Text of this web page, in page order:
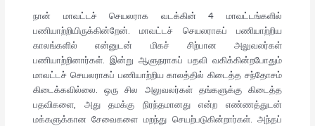
நான் மாவட்டச் செயலராக வடக்கின் 4 மாவட்டங்களில்
பணியாற்றியிருக்கின்றேன். மாவட்டச் செயலராகப் பணியாற்றிய
காலங்களில் என்னுடன் மிகச் சிற்பான அலுவலர்கள்
பணியாற்றினார்கள். இன்று ஆளுநராகப் பதவி வகிக்கின்றபோதும்
மாவட்டச் செயலராகப் பணியாற்றிய காலத்தில் கிடைத்த சந்தோசம்
கிடைக்கவில்லை. ஒரு சில அலுவலர்கள் தங்களுக்கு கிடைத்த
பதவிகளை, அது தமக்கு நிரந்தமானது என்ற எண்ணத்துடன்
மக்களுக்கான சேவைகளை மறந்து செயற்படுகின்றார்கள். அந்தப்